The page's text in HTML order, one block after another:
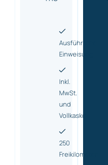
Ausführliche
Einweisung
Inkl.
MwSt.
und
Vollkasko
250
Freikilometer